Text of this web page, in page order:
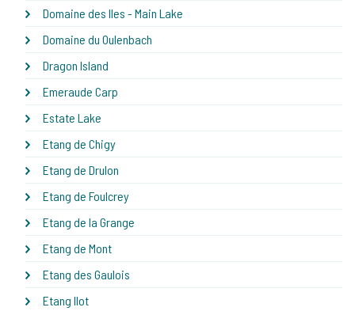
Domaine des Iles - Main Lake
Domaine du Oulenbach
Dragon Island
Emeraude Carp
Estate Lake
Etang de Chigy
Etang de Drulon
Etang de Foulcrey
Etang de la Grange
Etang de Mont
Etang des Gaulois
Etang Ilot